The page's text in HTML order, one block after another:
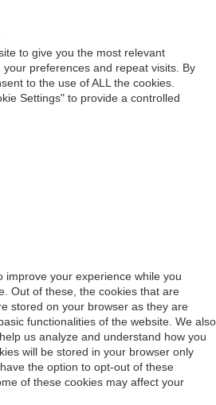
to give you the most relevant
preferences and repeat visits. By
to the use of ALL the cookies.
Settings" to provide a controlled
improve your experience while you
Out of these, the cookies that are
stored on your browser as they are
functionalities of the website. We also
us analyze and understand how you
will be stored in your browser only
the option to opt-out of these
of these cookies may affect your